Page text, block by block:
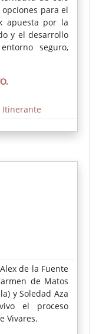
para el
apuesta por la
y el desarrollo
seguro,
directamente
Itinerante
de la Fuente
de Matos
y Soledad Aza
el proceso
Vivares.